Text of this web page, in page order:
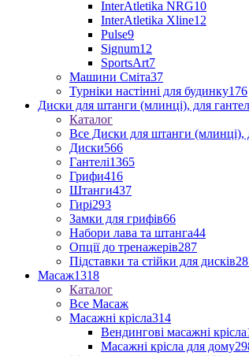
InterAtletika NRG10
InterAtletika Xline12
Pulse9
Signum12
SportsArt7
Машини Сміта37
Турніки настінні для будинку176
Диски для штанги (млинці), для
Каталог
Все Диски для штанги (млинці),
Диски566
Гантелі1365
Грифи416
Штанги437
Гирі293
Замки для грифів66
Набори лава та штанга44
Опції до тренажерів287
Підставки та стійки для дисків
Масаж1318
Каталог
Все Масаж
Масажні крісла314
Вендингові масажні крісла
Масажні крісла для дому